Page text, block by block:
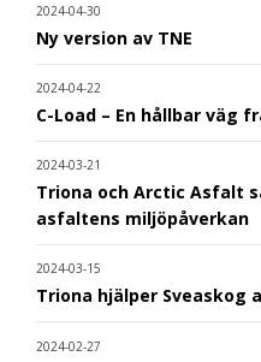
2024-04-30
Ny version av TNE
2024-04-22
C-Load – En hållbar väg
2024-03-21
Triona och Arctic Asfalt
asfaltens miljöpåverkan
2024-03-15
Triona hjälper
2024-02-27